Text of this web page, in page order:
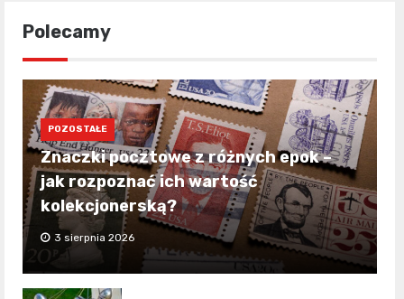
Polecamy
POZOSTAŁE
Znaczki pocztowe z różnych epok –
jak rozpoznać ich wartość
kolekcjonerską?
3 sierpnia 2026